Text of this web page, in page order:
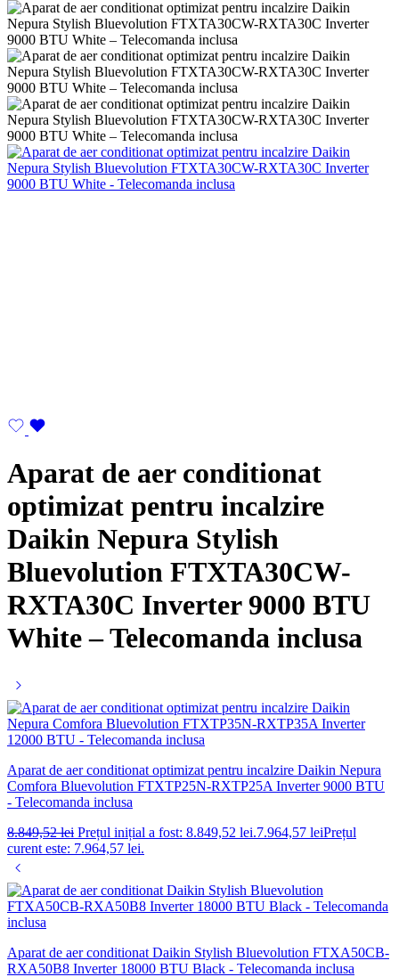
Aparat de aer conditionat
optimizat pentru incalzire
Daikin Nepura Stylish
Bluevolution FTXTA30CW-
RXTA30C Inverter 9000 BTU
White – Telecomanda inclusa
Aparat de aer conditionat optimizat pentru incalzire Daikin Nepura
Comfora Bluevolution FTXTP25N-RXTP25A Inverter 9000 BTU
- Telecomanda inclusa
8.849,52lei Prețul inițial a fost: 8.849,52 lei.7.964,57 leiPrețul
curent este: 7.964,57 lei.
Aparat de aer conditionat Daikin Stylish Bluevolution FTXA50CB-
RXA50B8 Inverter 18000 BTU Black - Telecomanda inclusa